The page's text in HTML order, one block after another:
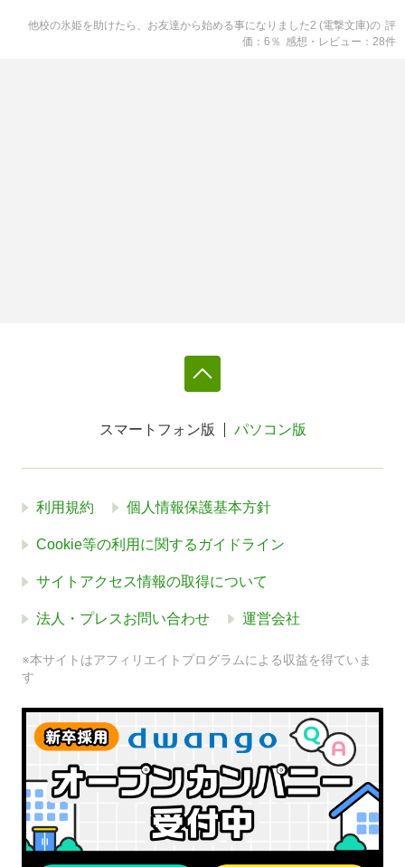
他校の氷姫を助けたら、お友達から始める事になりました2 (電撃文庫)の 評
価
6 ％ 感想・レビュー 28件
スマートフォン版 パソコン版
利用規約 個人情報保護基本方針
Cookie等の利用に関するガイドライン
サイトアクセス情報の取得について
法人・プレスお問い合わせ 運営会社
※本サイトはアフィリエイトプログラムによる収益を得ていま
す